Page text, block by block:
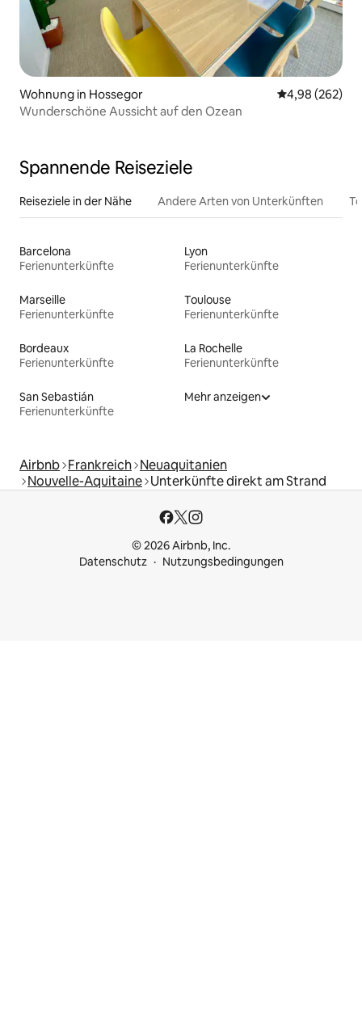
Wohnung in Hossegor
4,98 (262)
Wunderschöne Aussicht auf den Ozean
Spannende Reiseziele
Reiseziele in der Nähe Andere Arten von Unterkünften
Barcelona
Ferienunterkünfte
Lyon
Ferienunterkünfte
Marseille
Ferienunterkünfte
Toulouse
Ferienunterkünfte
Bordeaux
Ferienunterkünfte
La Rochelle
Ferienunterkünfte
San Sebastián
Ferienunterkünfte
Mehr anzeigen
Airbnb Frankreich Neuaquitanien
Nouvelle-Aquitaine Unterkünfte direkt am Strand
© 2026 Airbnb, Inc.
Datenschutz
Nutzungsbedingungen